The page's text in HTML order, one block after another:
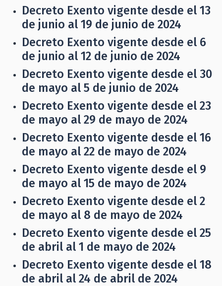
Decreto Exento vigente desde el 13
de junio al 19 de junio de 2024
Decreto Exento vigente desde el 6
de junio al 12 de junio de 2024
Decreto Exento vigente desde el 30
de mayo al 5 de junio de 2024
Decreto Exento vigente desde el 23
de mayo al 29 de mayo de 2024
Decreto Exento vigente desde el 16
de mayo al 22 de mayo de 2024
Decreto Exento vigente desde el 9
de mayo al 15 de mayo de 2024
Decreto Exento vigente desde el 2
de mayo al 8 de mayo de 2024
Decreto Exento vigente desde el 25
de abril al 1 de mayo de 2024
Decreto Exento vigente desde el 18
de abril al 24 de abril de 2024